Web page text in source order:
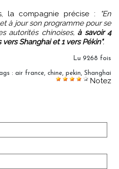
la compagnie précise :
"En
à jour son programme pour se
autorités chinoises, à savoir 4
Shanghai et 1 vers Pékin".
Lu 9268 fois
: air france, chine, pekin, Shanghai
Notez